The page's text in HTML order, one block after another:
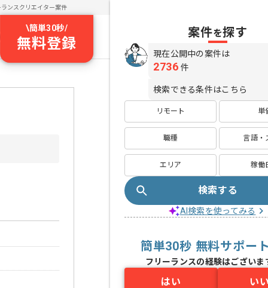
ランスクリエイター案件
\簡単30秒/
無料登録
案件を探す
現在公開中の案件は
2736 件
検索できる条件はこちら
リモート 単
職種 言語・
エリア 稼働
検索する
AI検索を使ってみる
簡単30秒 無料サポー
フリーランスの経験はございま
はい い